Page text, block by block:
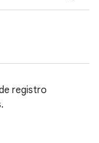
registro